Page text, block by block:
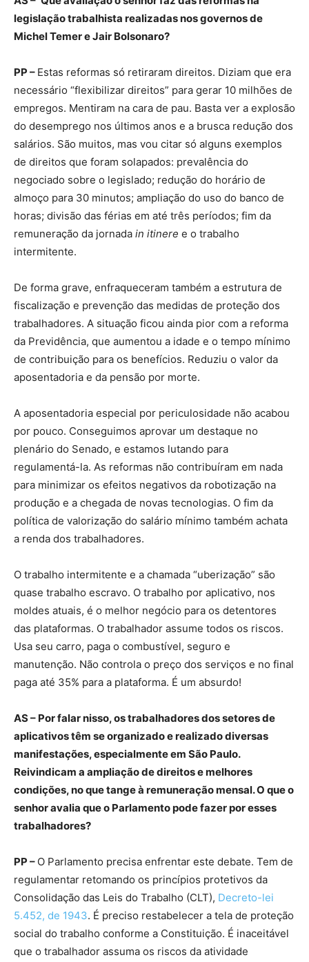
legislação trabalhista realizadas nos governos de
Michel Temer e Jair Bolsonaro?
PP – Estas reformas só retiraram direitos. Diziam que era
necessário “flexibilizar direitos” para gerar 10 milhões de
empregos. Mentiram na cara de pau. Basta ver a explosão
do desemprego nos últimos anos e a brusca redução dos
salários. São muitos, mas vou citar só alguns exemplos
de direitos que foram solapados: prevalência do
negociado sobre o legislado; redução do horário de
almoço para 30 minutos; ampliação do uso do banco de
horas; divisão das férias em até três períodos; fim da
remuneração da jornada in itinere e o trabalho
intermitente.
De forma grave, enfraqueceram também a estrutura de
fiscalização e prevenção das medidas de proteção dos
trabalhadores. A situação ficou ainda pior com a reforma
da Previdência, que aumentou a idade e o tempo mínimo
de contribuição para os benefícios. Reduziu o valor da
aposentadoria e da pensão por morte.
A aposentadoria especial por periculosidade não acabou
por pouco. Conseguimos aprovar um destaque no
plenário do Senado, e estamos lutando para
regulamentá-la. As reformas não contribuíram em nada
para minimizar os efeitos negativos da robotização na
produção e a chegada de novas tecnologias. O fim da
política de valorização do salário mínimo também achata
a renda dos trabalhadores.
O trabalho intermitente e a chamada “uberização” são
quase trabalho escravo. O trabalho por aplicativo, nos
moldes atuais, é o melhor negócio para os detentores
das plataformas. O trabalhador assume todos os riscos.
Usa seu carro, paga o combustível, seguro e
manutenção. Não controla o preço dos serviços e no final
paga até 35% para a plataforma. É um absurdo!
AS – Por falar nisso, os trabalhadores dos setores de
aplicativos têm se organizado e realizado diversas
manifestações, especialmente em São Paulo.
Reivindicam a ampliação de direitos e melhores
condições, no que tange à remuneração mensal. O que o
senhor avalia que o Parlamento pode fazer por esses
trabalhadores?
PP – O Parlamento precisa enfrentar este debate. Tem de
regulamentar retomando os princípios protetivos da
Consolidação das Leis do Trabalho (CLT), Decreto-lei
5.452, de 1943. É preciso restabelecer a tela de proteção
social do trabalho conforme a Constituição. É inaceitável
que o trabalhador assuma os riscos da atividade